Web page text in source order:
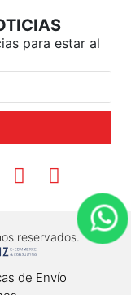
para estar al
reservados.
de Envío